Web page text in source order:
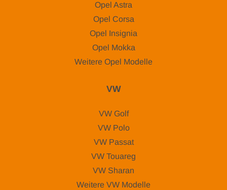
Opel Astra
Opel Corsa
Opel Insignia
Opel Mokka
Weitere Opel Modelle
VW
VW Golf
VW Polo
VW Passat
VW Touareg
VW Sharan
Weitere VW Modelle